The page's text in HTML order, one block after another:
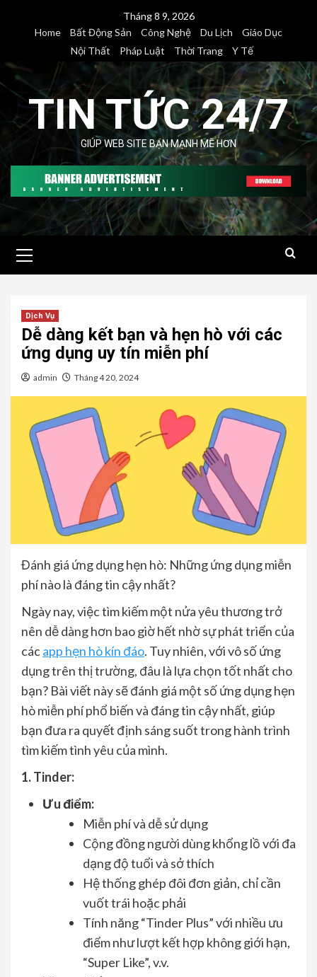
Tháng 8 9, 2026
Home
Bất Động Sản Công Nghệ Du Lịch
Giáo Dục
Nội Thất
Pháp Luật Thời Trang Y Tế
TIN TỨC 24/7
GIÚP WEB SITE BẠN MẠNH MẼ HƠN
Menu
Dịch Vụ
Dễ dàng kết bạn và hẹn hò với các
ứng dụng uy tín miễn phí
admin Tháng 4 20, 2024
Đánh giá ứng dụng hẹn hò: Những ứng dụng miễn
phí nào là đáng tin cậy nhất?
Ngày nay, việc tìm kiếm một nửa yêu thương trở
nên dễ dàng hơn bao giờ hết nhờ sự phát triển của
cácapp hẹn hò kín đáo. Tuy nhiên, với vô số ứng
dụng trên thị trường, đâu là lựa chọn tốt nhất cho
bạn? Bài viết này sẽ đánh giá một số ứng dụng hẹn
hò miễn phí phổ biến và đáng tin cậy nhất, giúp
bạn đưa ra quyết định sáng suốt trong hành trình
tìm kiếm tình yêu của mình.
1. Tinder:
Ưu điểm:
Miễn phí và dễ sử dụng
Cộng đồng người dùng khổng lồ với đa
dạng độ tuổi và sở thích
Hệ thống ghép đôi đơn giản, chỉ cần
vuốt trái hoặc phải
Tính năng “Tinder Plus” với nhiều ưu
điểm như lượt kết hợp không giới hạn,
“Super Like”, v.v.